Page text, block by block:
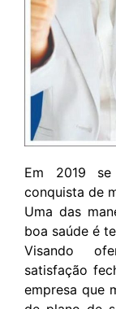
Em 2019
conquista de
Uma das
boa saúde é
Visando
satisfação
empresa que